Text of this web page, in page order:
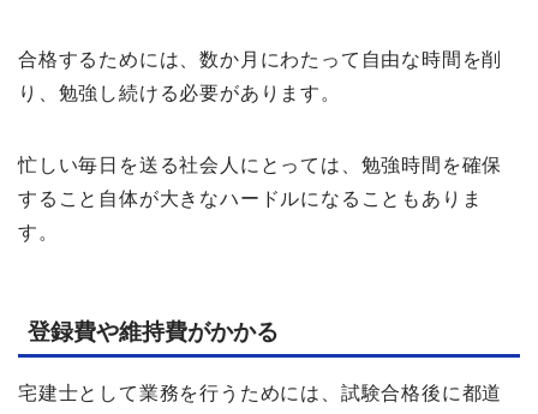
合格するためには、数か月にわたって自由な時間を削
り、勉強し続ける必要があります。
忙しい毎日を送る社会人にとっては、勉強時間を確保
すること自体が大きなハードルになることもありま
す。
登録費や維持費がかかる
宅建士として業務を行うためには、試験合格後に都道